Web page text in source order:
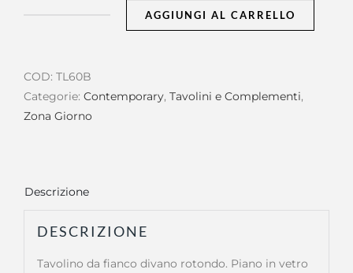
€2.879,20.€1.727,52.
AGGIUNGI AL CARRELLO
COD: TL60B
Categorie: Contemporary, Tavolini e Complementi,
Zona Giorno
Descrizione
DESCRIZIONE
Tavolino da fianco divano rotondo. Piano in vetro